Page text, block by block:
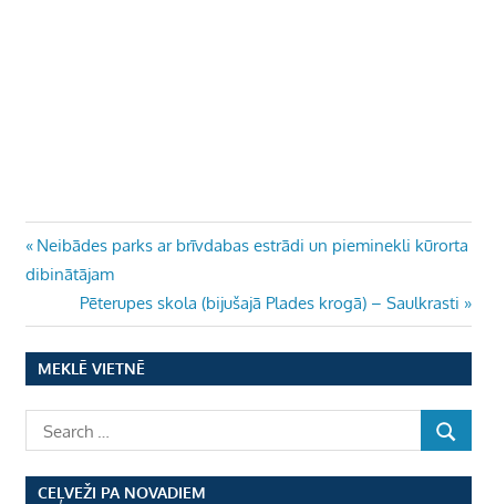
Ziņu
izvēlne
Previous
Post:
Neibādes parks ar brīvdabas estrādi un pieminekli kūrorta
dibinātājam
Next
Post:
Pēterupes skola (bijušajā Plades krogā) – Saulkrasti
MEKLĒ VIETNĒ
CEĻVEŽI PA NOVADIEM